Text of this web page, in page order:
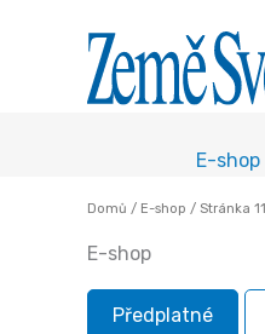
E-shop
Domů / E-shop / Stránka 11
E-shop
Předplatné